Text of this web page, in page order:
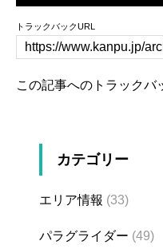
トラックバックURL
この記事へのトラックバ
カテゴリー
エリア情報 (33)
パラグライダー (49)